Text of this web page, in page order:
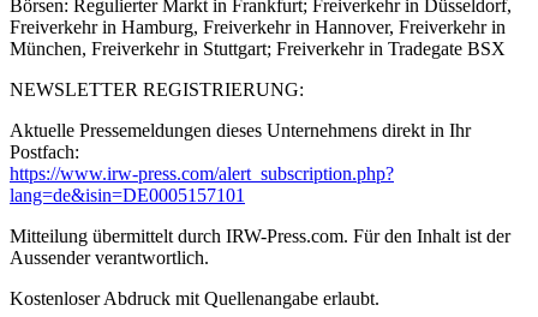
Börsen: Regulierter Markt in Frankfurt; Freiverkehr in Düsseldorf,
Freiverkehr in Hamburg, Freiverkehr in Hannover, Freiverkehr in
München, Freiverkehr in Stuttgart; Freiverkehr in Tradegate BSX
NEWSLETTER REGISTRIERUNG:
Aktuelle Pressemeldungen dieses Unternehmens direkt in Ihr
Postfach:
https://www.irw-press.com/alert_subscription.php?
lang=de&isin=DE0005157101
Mitteilung übermittelt durch IRW-Press.com. Für den Inhalt ist der
Aussender verantwortlich.
Kostenloser Abdruck mit Quellenangabe erlaubt.